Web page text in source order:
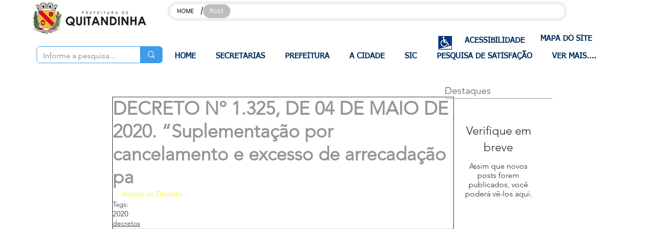
HOME / Post
ACESSIBILIDADE MAPA DO SITE
HOME SECRETARIAS PREFEITURA A CIDADE SIC PESQUISA DE SATISFAÇÃO VER MAIS....
DECRETO Nº 1.325, DE 04 DE MAIO DE
2020. “Suplementação por
cancelamento e excesso de arrecadação
pa
Acesso ao Decreto
Tags:
2020
decretos
Destaques
Verifique em
breve
Assim que novos
posts forem
publicados, você
poderá vê-los aqui.